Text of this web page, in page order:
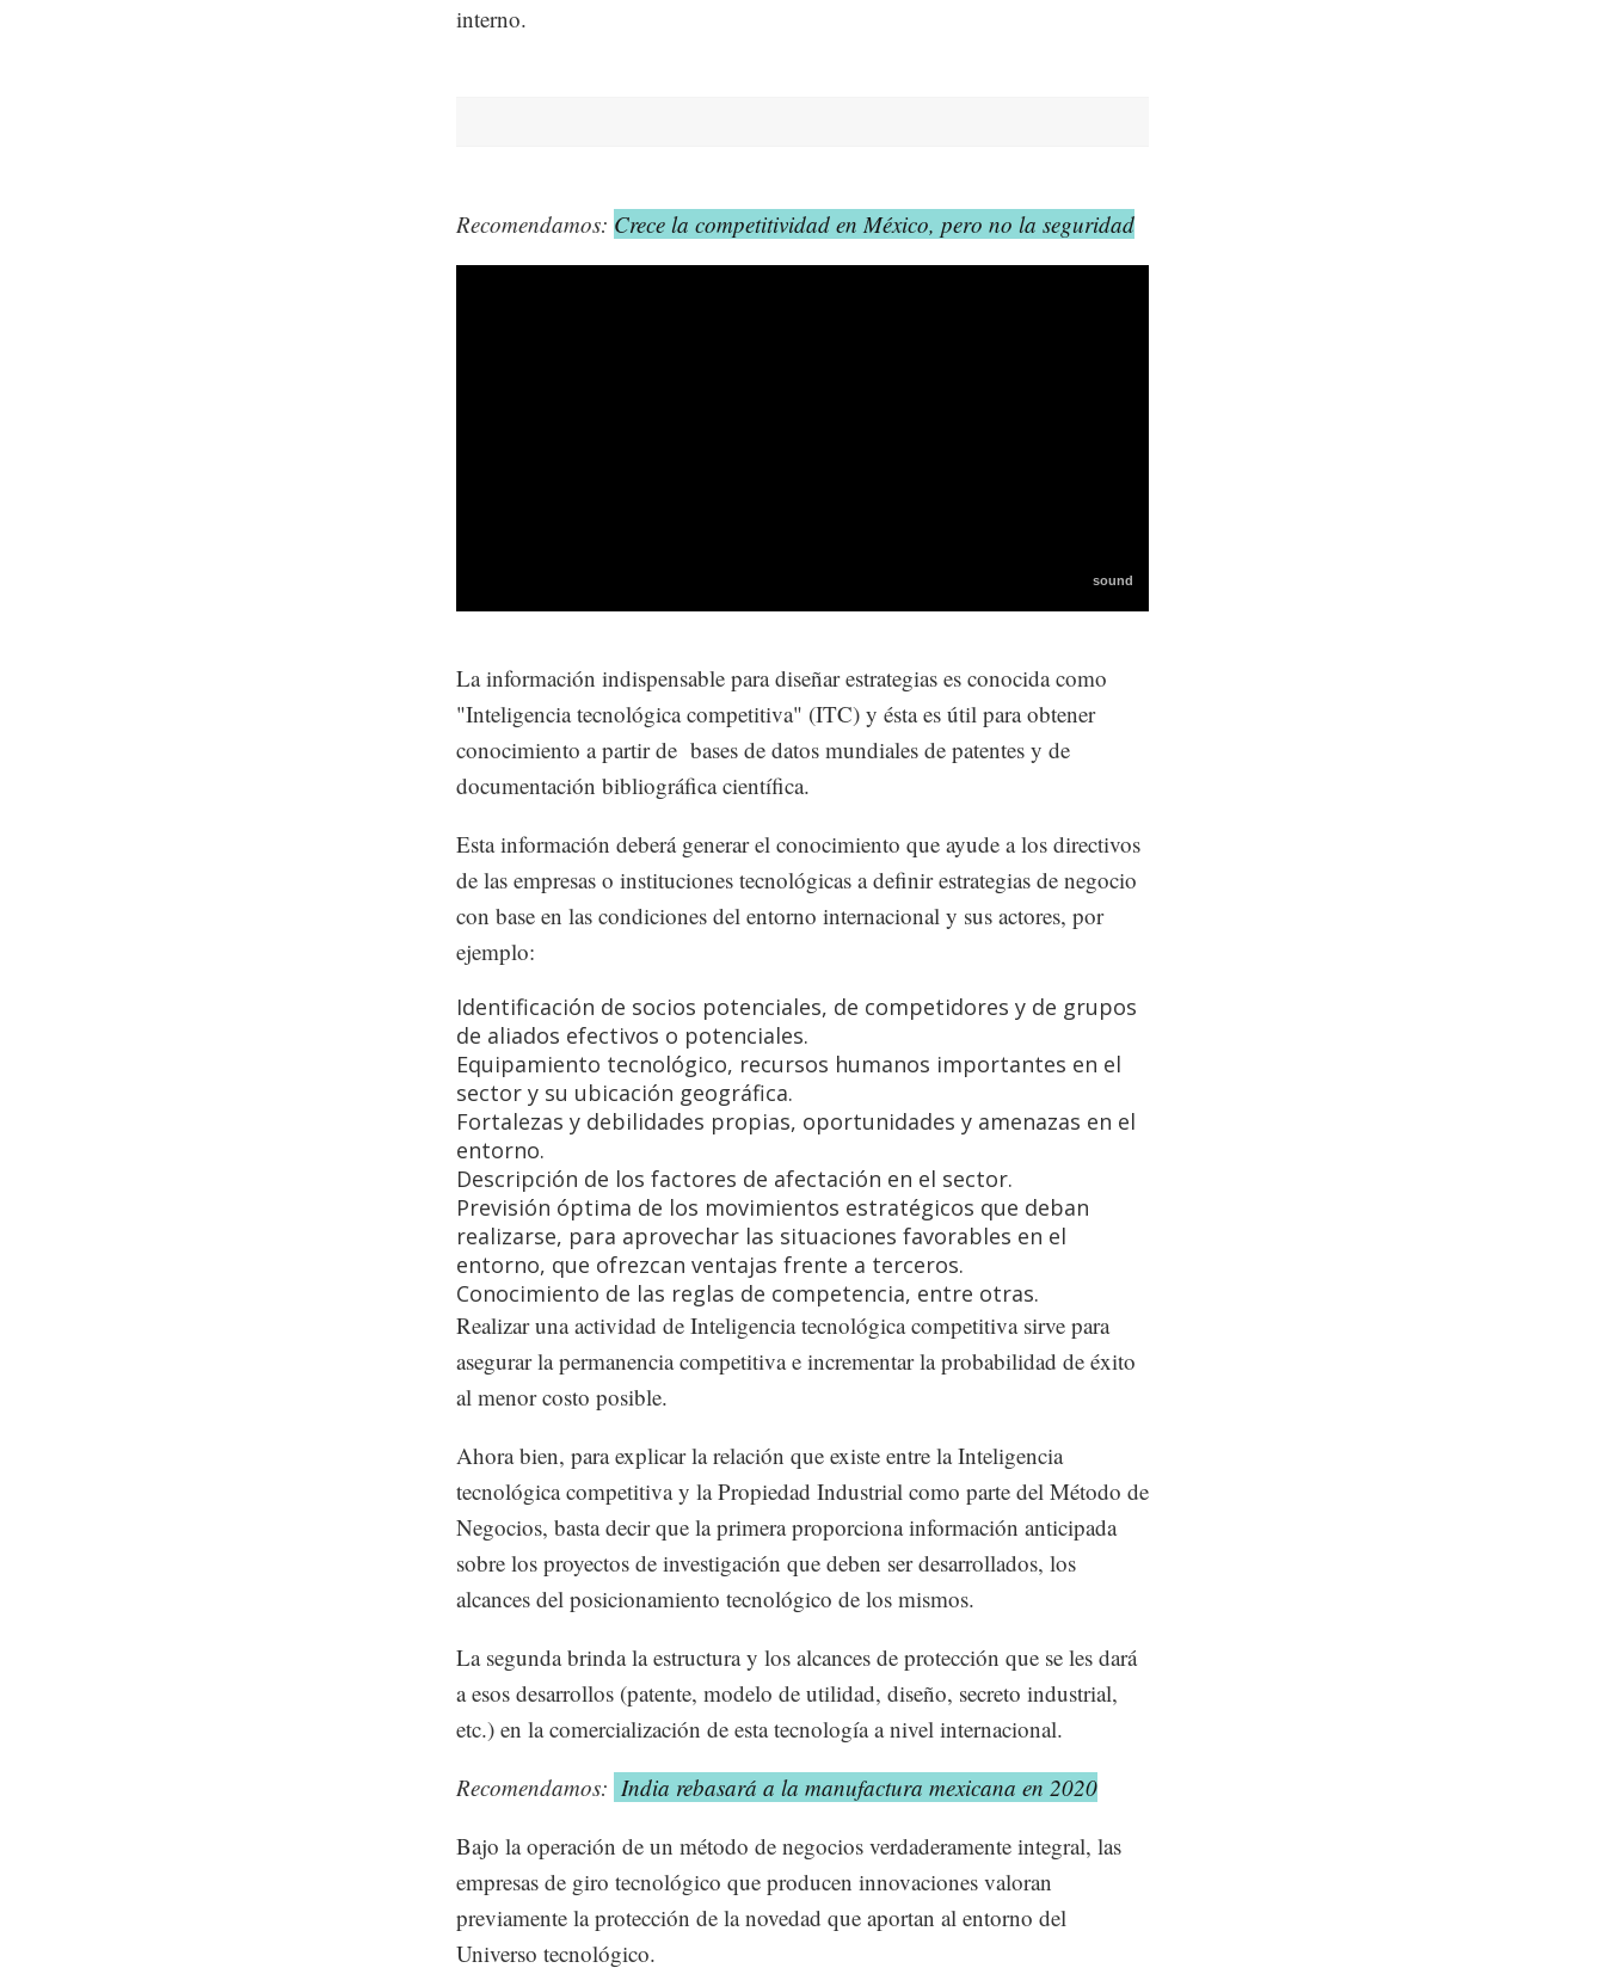
interno.
Recomendamos: Crece la competitividad en México, pero no la seguridad
La información indispensable para diseñar estrategias es conocida como
"Inteligencia tecnológica competitiva" (ITC) y ésta es útil para obtener
conocimiento a partir de bases de datos mundiales de patentes y de
documentación bibliográfica científica.
Esta información deberá generar el conocimiento que ayude a los directivos
de las empresas o instituciones tecnológicas a definir estrategias de negocio
con base en las condiciones del entorno internacional y sus actores, por
ejemplo:
Identificación de socios potenciales, de competidores y de grupos
de aliados efectivos o potenciales.
Equipamiento tecnológico, recursos humanos importantes en el
sector y su ubicación geográfica.
Fortalezas y debilidades propias, oportunidades y amenazas en el
entorno.
Descripción de los factores de afectación en el sector.
Previsión óptima de los movimientos estratégicos que deban
realizarse, para aprovechar las situaciones favorables en el
entorno, que ofrezcan ventajas frente a terceros.
Conocimiento de las reglas de competencia, entre otras.
Realizar una actividad de Inteligencia tecnológica competitiva sirve para
asegurar la permanencia competitiva e incrementar la probabilidad de éxito
al menor costo posible.
Ahora bien, para explicar la relación que existe entre la Inteligencia
tecnológica competitiva y la Propiedad Industrial como parte del Método de
Negocios, basta decir que la primera proporciona información anticipada
sobre los proyectos de investigación que deben ser desarrollados, los
alcances del posicionamiento tecnológico de los mismos.
La segunda brinda la estructura y los alcances de protección que se les dará
a esos desarrollos (patente, modelo de utilidad, diseño, secreto industrial,
etc.) en la comercialización de esta tecnología a nivel internacional.
Recomendamos: India rebasará a la manufactura mexicana en 2020
Bajo la operación de un método de negocios verdaderamente integral, las
empresas de giro tecnológico que producen innovaciones valoran
previamente la protección de la novedad que aportan al entorno del
Universo tecnológico.